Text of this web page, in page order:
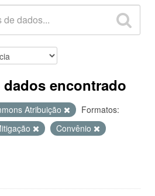
encontrado
Atribuição
Formatos:
Convênio